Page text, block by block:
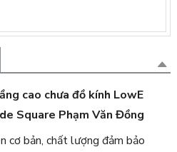
cao chưa đồ kính LowE
Square Phạm Văn Đồng
cơ bản, chất lượng đảm bảo